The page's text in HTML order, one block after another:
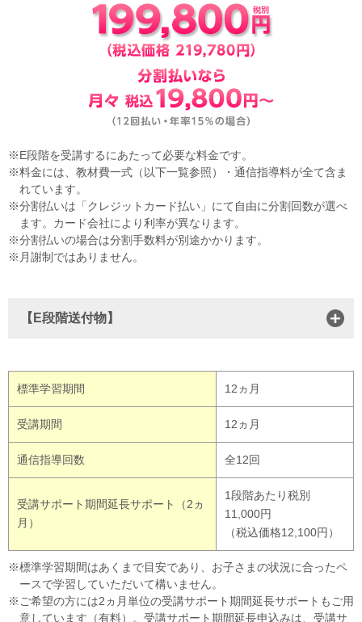
E段階を受講するにあたって必要な料金です。
料金には、教材費一式（以下一覧参照）・通信指導料が全て含ま
れています。
分割払いは「クレジットカード払い」にて自由に分割回数が選べ
ます。カード会社により利率が異なります。
分割払いの場合は分割手数料が別途かかります。
月謝制ではありません。
【E段階送付物】
標準学習期間 12ヵ月
受講期間 12ヵ月
通信指導回数 全12回
受講サポート期間延長サポート（2ヵ
月）
1段階あたり税別
11,000円
（税込価格12,100円）
標準学習期間はあくまで目安であり、お子さまの状況に合ったペ
ースで学習していただいて構いません。
ご希望の方には2ヵ月単位の受講サポート期間延長サポートもご用
意しています（有料）。受講サポート期間延長申込みは、受講サ